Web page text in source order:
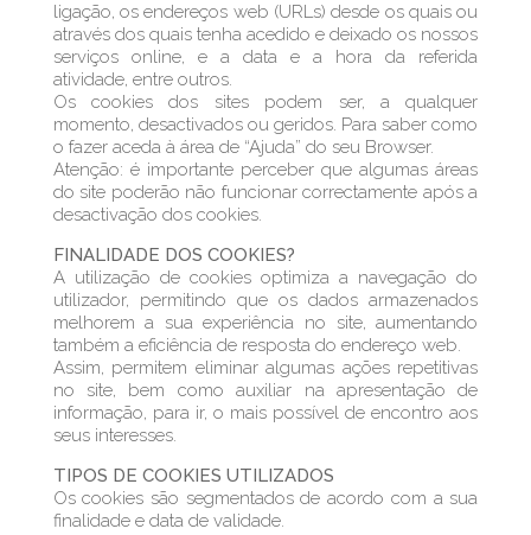
ligação, os endereços web (URLs) desde os quais ou
através dos quais tenha acedido e deixado os nossos
serviços online, e a data e a hora da referida
atividade, entre outros.
Os cookies dos sites podem ser, a qualquer
momento, desactivados ou geridos. Para saber como
o fazer aceda à área de “Ajuda” do seu Browser.
Atenção: é importante perceber que algumas áreas
do site poderão não funcionar correctamente após a
desactivação dos cookies.
FINALIDADE DOS COOKIES?
A utilização de cookies optimiza a navegação do
utilizador, permitindo que os dados armazenados
melhorem a sua experiência no site, aumentando
também a eficiência de resposta do endereço web.
Assim, permitem eliminar algumas ações repetitivas
no site, bem como auxiliar na apresentação de
informação, para ir, o mais possível de encontro aos
seus interesses.
TIPOS DE COOKIES UTILIZADOS
Os cookies são segmentados de acordo com a sua
finalidade e data de validade.